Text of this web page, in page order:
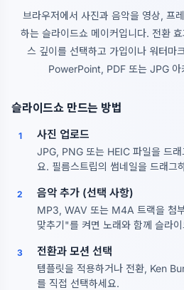
브라우저에서 사진과 음악을 영상, 프
하는 슬라이드쇼 메이커입니다. 전환
스 깊이를 선택하고 가입이나 워터
PowerPoint, PDF 또는 JPG 아
슬라이드쇼 만드는 방법
1 사진 업로드
JPG, PNG 또는 HEIC 파일을 드래
요. 필름스트립의 썸네일을 드래그
2 음악 추가 (선택 사항)
MP3, WAV 또는 M4A 트랙을 첨
맞추기"를 켜면 노래와 함께 슬라
3 전환과 모션 선택
템플릿을 적용하거나 전환, Ken
를 직접 선택하세요.